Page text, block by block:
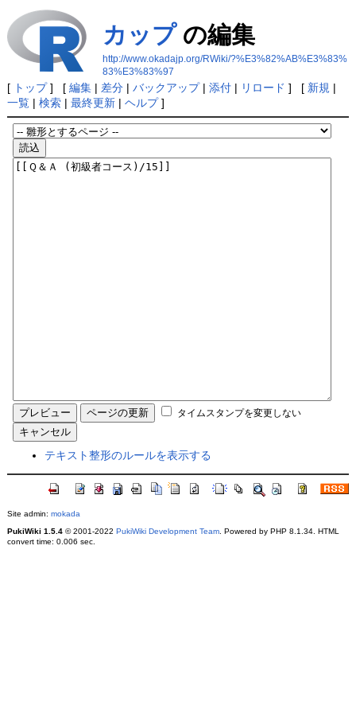
カップの編集
http://www.okadajp.org/RWiki/?%E3%82%AB%E3%83%
83%E3%83%97
[ トップ] [ 編集| 差分| バックアップ| 添付| リロード ] [ 新規 |
一覧| 検索| 最終更新| ヘルプ]
タイムスタンプを変更しない
テキスト整形のルールを表示する
Site admin: mokada
PukiWiki 1.5.4© 2001-2022 PukiWiki Development Team. Powered by PHP 8.1.34. HTML
convert time: 0.006 sec.